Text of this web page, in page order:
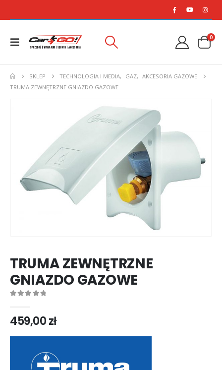
0
SKLEP TECHNOLOGIA I MEDIA, GAZ,
AKCESORIA GAZOWE
TRUMA ZEWNĘTRZNE GNIAZDO GAZOWE
TRUMA ZEWNĘTRZNE
GNIAZDO GAZOWE
459,00zł